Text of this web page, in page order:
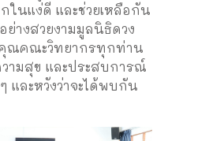
ในแง่ดี และช่วยเหลือกัน
างสวยงามมูลนิธิดวง
ณคณะวิทยากรทุกท่าน
ามสุข และประสบการณ์
และหวังว่าจะได้พบกัน